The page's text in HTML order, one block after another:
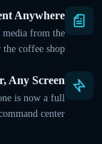
Anywhere
media from the
coffee shop.
Any Screen
is now a full
center.